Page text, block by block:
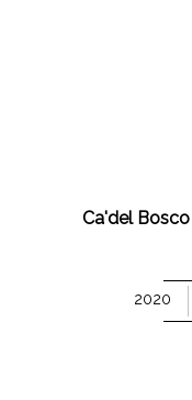
Ca'del
2020